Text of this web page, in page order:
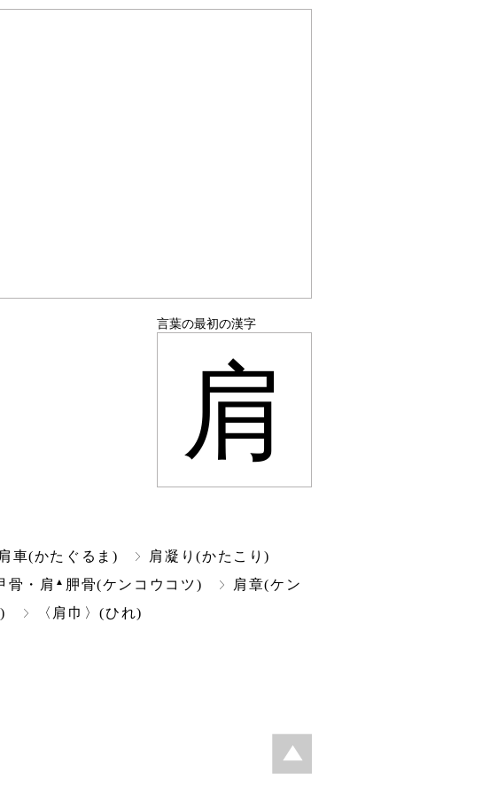
言葉の最初の漢字
肩
肩車(かたぐるま)
肩凝り(かたこり)
骨・肩 ▲ 胛骨(ケンコウコツ)
肩章(ケン
〈肩巾〉(ひれ)